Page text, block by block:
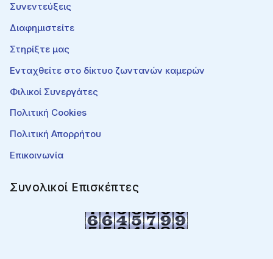
Συνεντεύξεις
Διαφημιστείτε
Στηρίξτε μας
Ενταχθείτε στο δίκτυο ζωντανών καμερών
Φιλικοί Συνεργάτες
Πολιτική Cookies
Πολιτική Απορρήτου
Επικοινωνία
Συνολικοί Επισκέπτες